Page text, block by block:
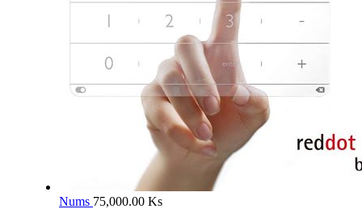
Nums 75,000.00 Ks